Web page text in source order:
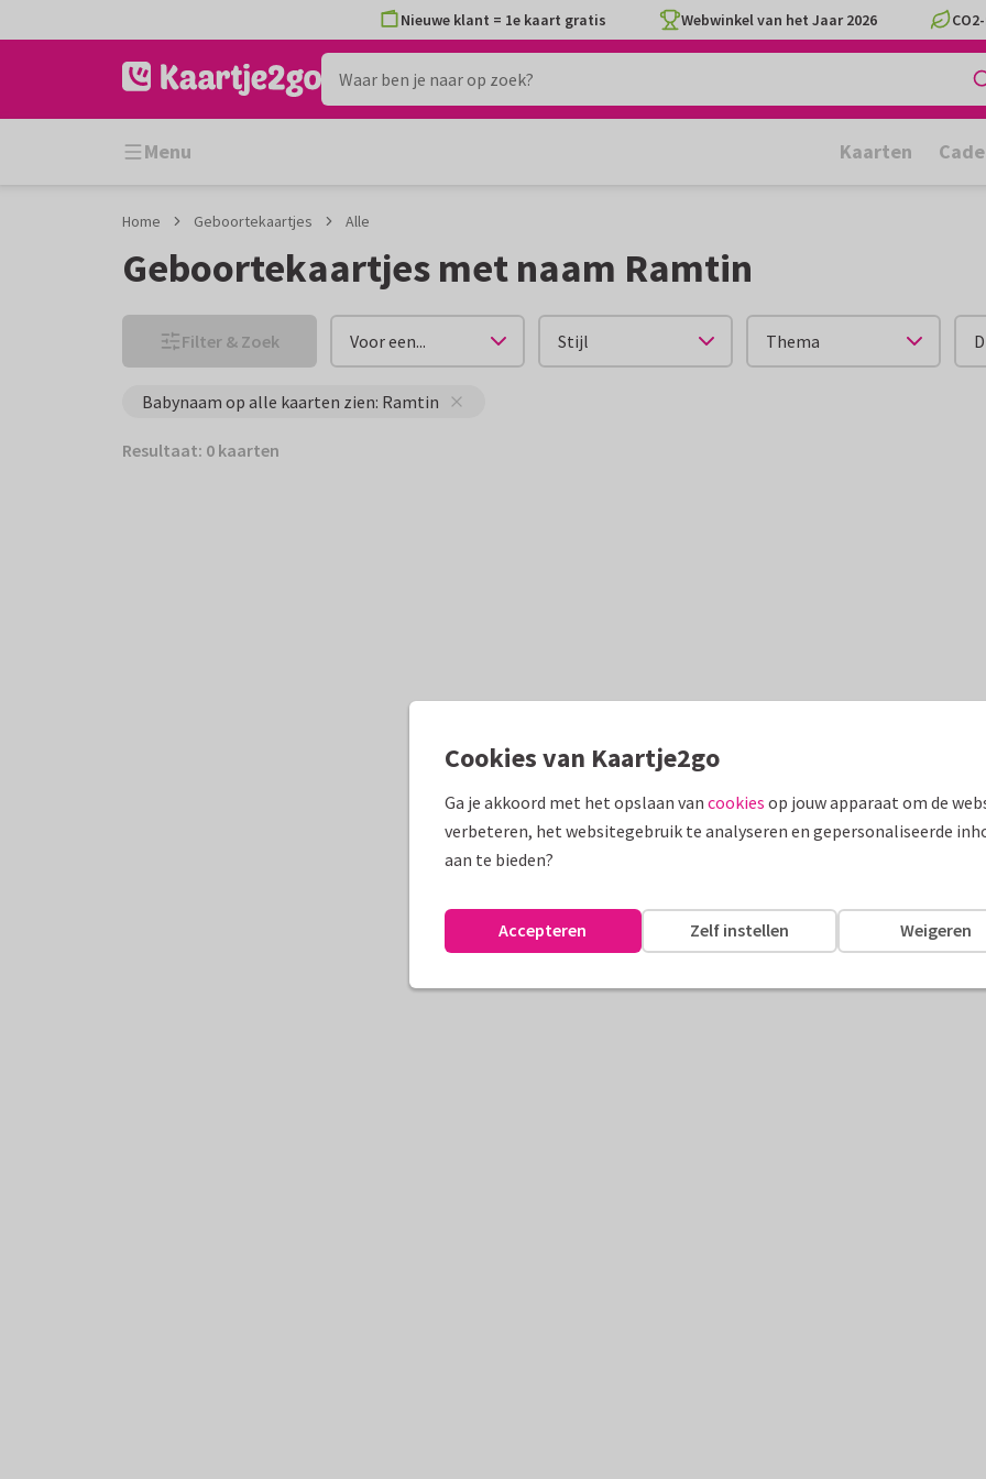
naar
naar
Nieuwe klant = 1e kaart gratis Webwinkel van het Jaar 2026
Menu Kaarten
Home Geboortekaartjes Alle
Geboortekaartjes met naam Ramtin
Filter & Zoek Voor een... Stijl Thema
Babynaam op alle kaarten zien: Ramtin
Resultaat: 0 kaarten
Cookies van Kaartje2go
Ga je akkoord met het opslaan van cookies op jouw apparaat om de
verbeteren, het websitegebruik te analyseren en gepersonaliseerde
aan te bieden?
Weigeren
Zelf instellen
Accepteren